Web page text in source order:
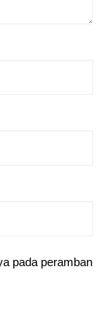
pada peramban